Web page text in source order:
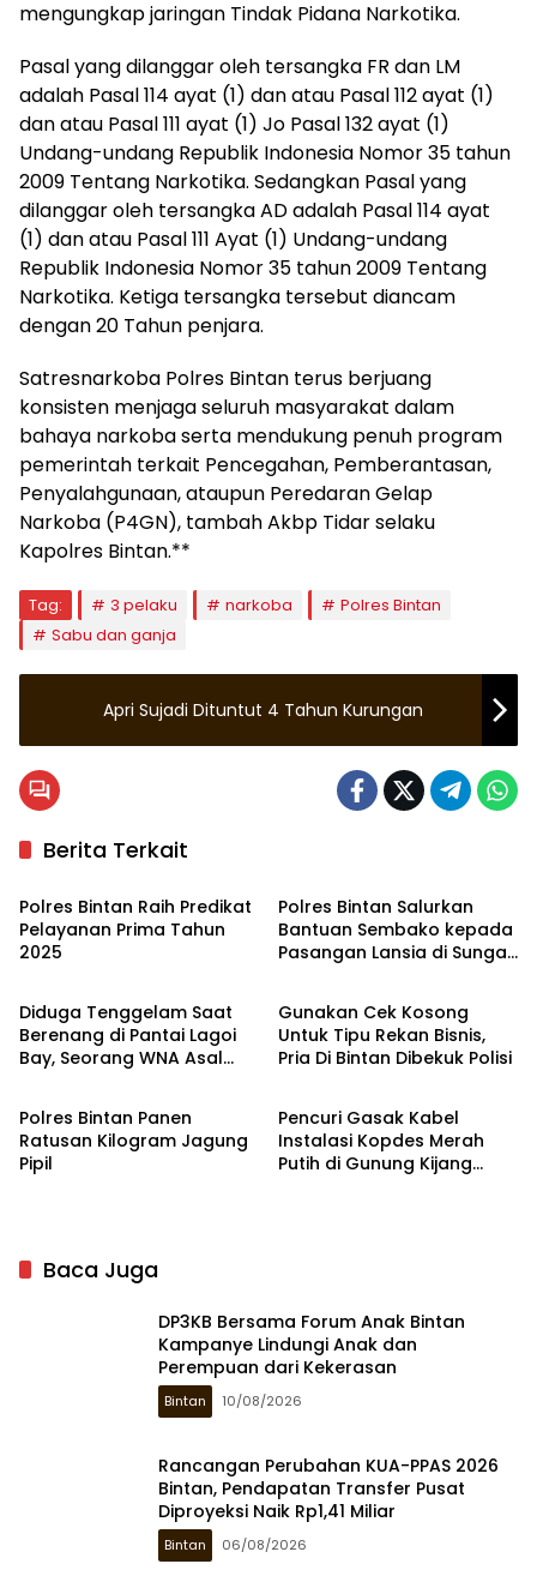
mengungkap jaringan Tindak Pidana Narkotika.
Pasal yang dilanggar oleh tersangka FR dan LM
adalah Pasal 114 ayat (1) dan atau Pasal 112 ayat (1)
dan atau Pasal 111 ayat (1) Jo Pasal 132 ayat (1)
Undang-undang Republik Indonesia Nomor 35 tahun
2009 Tentang Narkotika. Sedangkan Pasal yang
dilanggar oleh tersangka AD adalah Pasal 114 ayat
(1) dan atau Pasal 111 Ayat (1) Undang-undang
Republik Indonesia Nomor 35 tahun 2009 Tentang
Narkotika. Ketiga tersangka tersebut diancam
dengan 20 Tahun penjara.
Satresnarkoba Polres Bintan terus berjuang
konsisten menjaga seluruh masyarakat dalam
bahaya narkoba serta mendukung penuh program
pemerintah terkait Pencegahan, Pemberantasan,
Penyalahgunaan, ataupun Peredaran Gelap
Narkoba (P4GN), tambah Akbp Tidar selaku
Kapolres Bintan.**
Tag: 3 pelaku narkoba
Polres Bintan
Sabu dan ganja
Apri Sujadi Dituntut 4 Tahun Kurungan
Berita Terkait
Bintan
Polres Bintan Raih Predikat
Pelayanan Prima Tahun
2025
Polres Bintan Salurkan
Bantuan Sembako kepada
Pasangan Lansia di Sungai
Bintan
Diduga Tenggelam Saat
Berenang di Pantai Lagoi
Bay, Seorang WNA Asal
Hukrim
Gunakan Cek Kosong
Untuk Tipu Rekan Bisnis,
Pria Di Bintan Dibekuk Polisi
Bintan
Polres Bintan Panen
Ratusan Kilogram Jagung
Pipil
Bintan
Pencuri Gasak Kabel
Instalasi Kopdes Merah
Putih di Gunung Kijang
Baca Juga
DP3KB Bersama Forum Anak Bintan
Kampanye Lindungi Anak dan
Perempuan dari Kekerasan
Bintan 10/08/2026
Rancangan Perubahan KUA-PPAS 2026
Bintan, Pendapatan Transfer Pusat
Diproyeksi Naik Rp1,41 Miliar
Bintan 06/08/2026